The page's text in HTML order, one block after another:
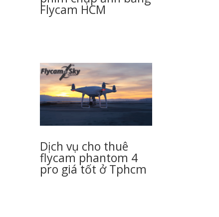
Flycam HCM
Dịch vụ cho thuê
flycam phantom 4
pro giá tốt ở Tphcm